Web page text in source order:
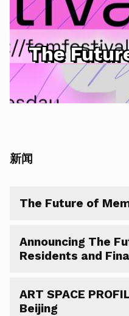
The
新闻
The Future of
Announcing The
Residents and
ART SPACE
Beijing